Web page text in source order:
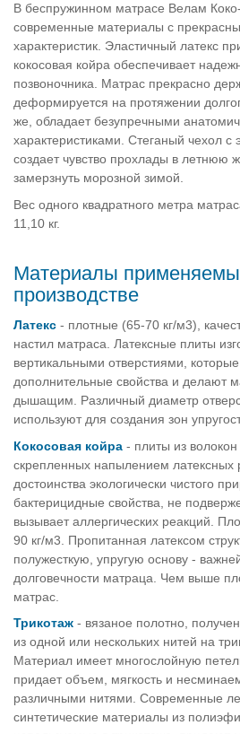
В беспружинном матрасе Велам
современные материалы с
характеристик. Эластичный латекс
кокосовая койра обеспечивает
позвоночника. Матрас прекрасно
деформируется на протяжении
же, обладает безупречными
характеристиками. Стеганый чехол
создает чувство прохлады в летнюю
замерзнуть морозной зимой.
Вес одного квадратного метра
11,10 кг.
Материалы
производстве
Латекс - плотные (65-70 кг/м3),
настил матраса. Латексные плиты
вертикальными отверстиями,
дополнительные свойства и делают
дышащим. Различный диаметр
используют для создания зон
Кокосовая койра - плиты из волокон
скрепленных напылением латексных
достоинства экологически чистого
бактерицидные свойства, не
вызывает аллергических реакций.
90 кг/м3. Пропитанная латексом
полужесткую, упругую основу -
долговечности матраца. Чем выше
матрас.
Трикотаж - вязаное полотно,
из одной или нескольких нитей на
Материал имеет многослойную
придает объем, мягкость и
различными нитями. Современные
синтетические материалы из